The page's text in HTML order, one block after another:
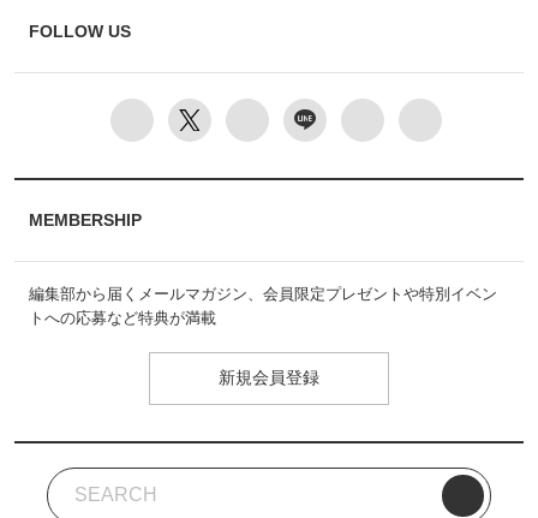
FOLLOW US
MEMBERSHIP
編集部から届くメールマガジン、会員限定プレゼントや特別イベン
トへの応募など特典が満載
新規会員登録